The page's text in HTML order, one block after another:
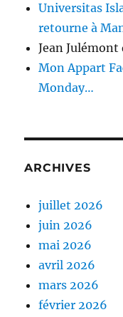
Universitas
retourne à
Jean Julémont
Mon Appart
Monday…
ARCHIVES
juillet 2026
juin 2026
mai 2026
avril 2026
mars 2026
février 2026